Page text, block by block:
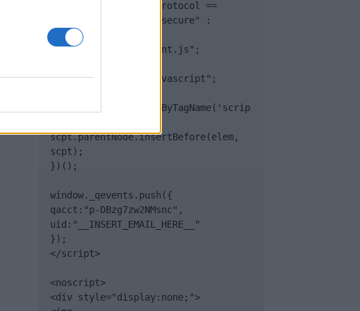
(document.location.protocol ==
"https:" ? "https://secure" :
"http://edge") +
".quantserve.com/quant.js";
elem.type = "text/javascript";
document.getElementsByTagName('scrip
scpt.parentNode.insertBefore(elem,
scpt);
})();
window._qevents.push({
qacct:"p-DBzg7zw2NMsnc",
uid:"__INSERT_EMAIL_HERE__"
});
</script>
<noscript>
<div style="display:none;">